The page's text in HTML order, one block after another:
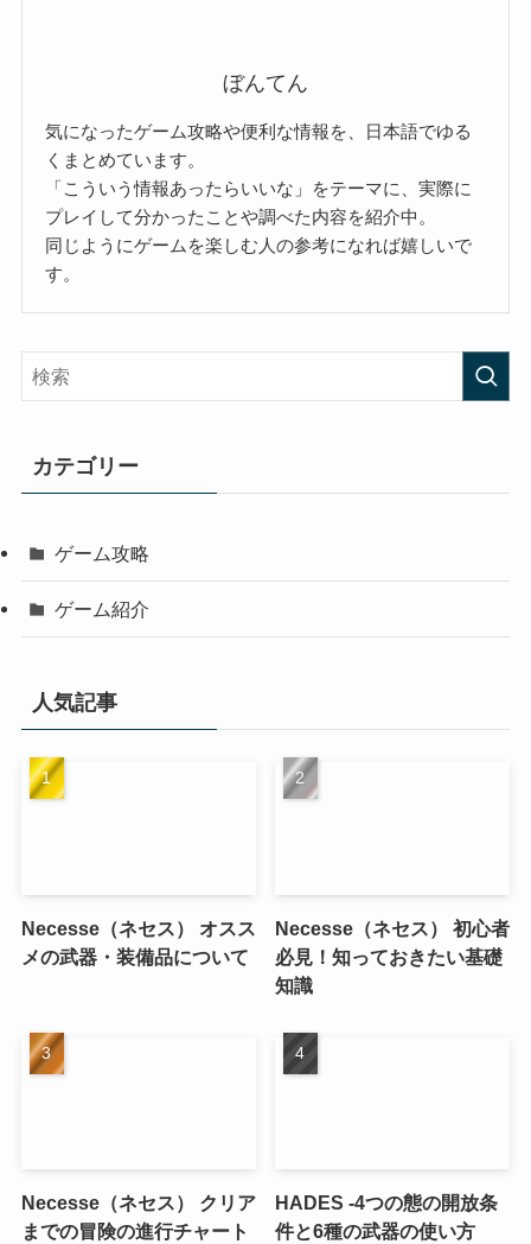
ぼんてん
気になったゲーム攻略や便利な情報を、日本語でゆる
くまとめています。
「こういう情報あったらいいな」をテーマに、実際に
プレイして分かったことや調べた内容を紹介中。
同じようにゲームを楽しむ人の参考になれば嬉しいで
す。
カテゴリー
ゲーム攻略
ゲーム紹介
人気記事
Necesse（ネセス） オスス
メの武器・装備品について
Necesse（ネセス） 初心者
必見！知っておきたい基礎
知識
Necesse（ネセス） クリア
までの冒険の進行チャート
HADES -4つの態の開放条
件と6種の武器の使い方